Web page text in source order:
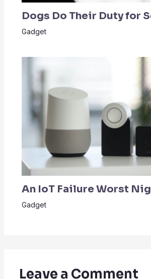
Dogs Do Their Duty for
Gadget
An IoT Failure Worst
Gadget
Leave a Comment